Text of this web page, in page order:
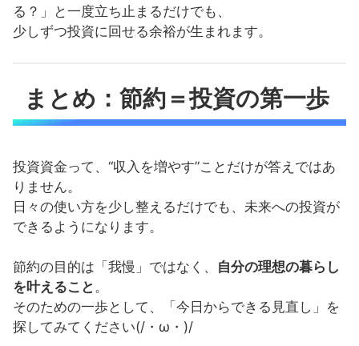
る？」と一度立ち止まるだけでも、
少しずつ投資に回せる余裕が生まれます。
まとめ：節約＝投資の第一歩
投資資金って、“収入を増やす”ことだけが答えではあ
りません。
日々の使い方を少し整えるだけでも、未来への投資が
できるようになります。
節約の目的は「我慢」ではなく、 自分の理想の暮らし
を叶えること 。
そのための一歩として、「今日からできる見直し」を
探してみてください(/・ω・)/